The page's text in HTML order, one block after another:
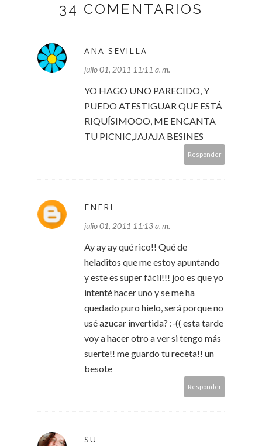
34 COMENTARIOS
ANA SEVILLA
julio 01, 2011 11:11 a. m.
YO HAGO UNO PARECIDO, Y
PUEDO ATESTIGUAR QUE ESTÁ
RIQUÍSIMOOO, ME ENCANTA
TU PICNIC,JAJAJA BESINES
Responder
ENERI
julio 01, 2011 11:13 a. m.
Ay ay ay qué rico!! Qué de
heladitos que me estoy apuntando
y este es super fácil!!! joo es que yo
intenté hacer uno y se me ha
quedado puro hielo, será porque no
usé azucar invertida? :-(( esta tarde
voy a hacer otro a ver si tengo más
suerte!! me guardo tu receta!! un
besote
Responder
SU